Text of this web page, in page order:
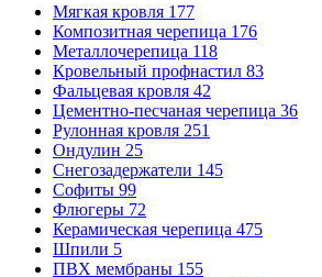
Мягкая кровля 177
Композитная черепица 176
Металлочерепица 118
Кровельный профнастил 83
Фальцевая кровля 42
Цементно-песчаная черепица 36
Рулонная кровля 251
Ондулин 25
Снегозадержатели 145
Софиты 99
Флюгеры 72
Керамическая черепица 475
Шпили 5
ПВХ мембраны 155